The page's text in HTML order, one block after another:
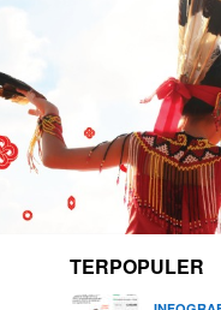
TERPOPULER